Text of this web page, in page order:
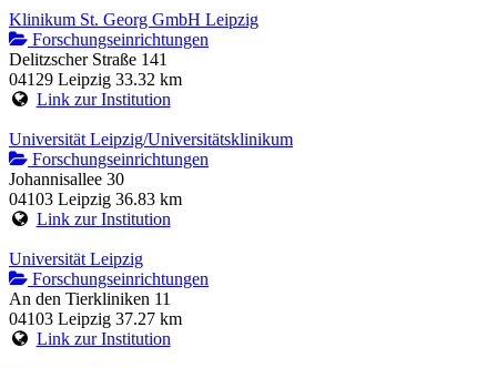
Klinikum St. Georg GmbH Leipzig
Forschungseinrichtungen
Delitzscher Straße 141
04129 Leipzig 33.32 km
Link zur Institution
Universität Leipzig/Universitätsklinikum
Forschungseinrichtungen
Johannisallee 30
04103 Leipzig 36.83 km
Link zur Institution
Universität Leipzig
Forschungseinrichtungen
An den Tierkliniken 11
04103 Leipzig 37.27 km
Link zur Institution